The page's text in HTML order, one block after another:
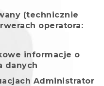
(technicznie
operatora:
informacje o
danych
Administrator